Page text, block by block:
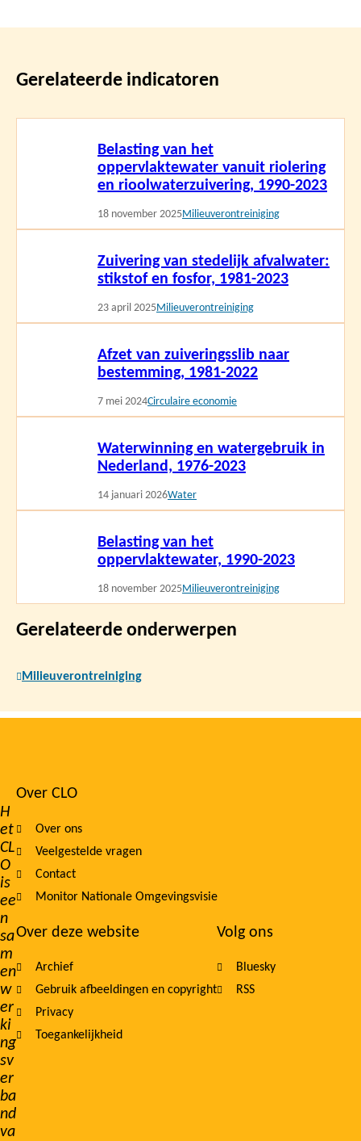
Gerelateerde indicatoren
Belasting van het
oppervlaktewater vanuit riolering
en rioolwaterzuivering, 1990-2023
18 november 2025Milieuverontreiniging
Zuivering van stedelijk afvalwater:
stikstof en fosfor, 1981-2023
23 april 2025Milieuverontreiniging
Afzet van zuiveringsslib naar
bestemming, 1981-2022
7 mei 2024Circulaire economie
Waterwinning en watergebruik in
Nederland, 1976-2023
14 januari 2026Water
Belasting van het
oppervlaktewater, 1990-2023
18 november 2025Milieuverontreiniging
Gerelateerde onderwerpen
Milieuverontreiniging
H
et
CL
O
is
ee
n
sa
m
en
w
er
ki
ng
sv
er
ba
nd
va
Footer
navigation
Over CLO
Over ons
Veelgestelde vragen
Contact
Monitor Nationale Omgevingsvisie
Over deze website
Archief
Gebruik afbeeldingen en copyright
Privacy
Toegankelijkheid
Volg ons
Bluesky
RSS